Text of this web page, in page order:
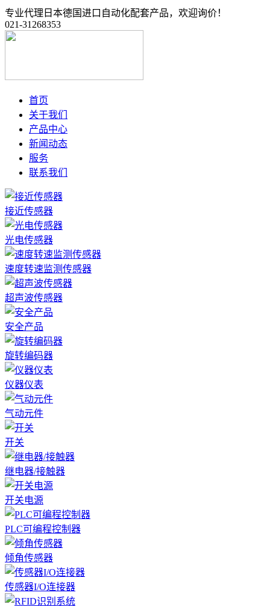
专业代理日本德国进口自动化配套产品，欢迎询价！
021-31268353
首页
关于我们
产品中心
新闻动态
服务
联系我们
接近传感器
光电传感器
速度转速监测传感器
超声波传感器
安全产品
旋转编码器
仪器仪表
气动元件
开关
继电器/接触器
开关电源
PLC可编程控制器
倾角传感器
传感器I/O连接器